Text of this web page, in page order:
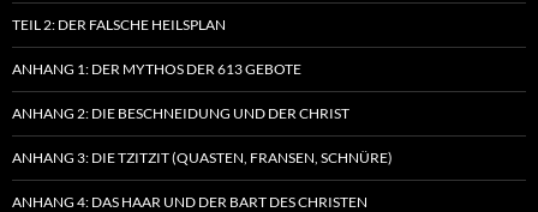
TEIL 2: DER FALSCHE HEILSPLAN
ANHANG 1: DER MYTHOS DER 613 GEBOTE
ANHANG 2: DIE BESCHNEIDUNG UND DER CHRIST
ANHANG 3: DIE TZITZIT (QUASTEN, FRANSEN, SCHNÜRE)
ANHANG 4: DAS HAAR UND DER BART DES CHRISTEN